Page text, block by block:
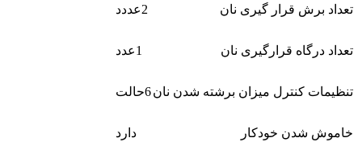
تعداد برش قرار گیری نان 2عددد
تعداد درگاه قرارگیری نان 1عدد
تنظیمات کنترل میزان برشته شدن نان6حالت
خاموش شدن خودکار دارد